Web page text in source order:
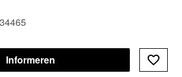
Informeren